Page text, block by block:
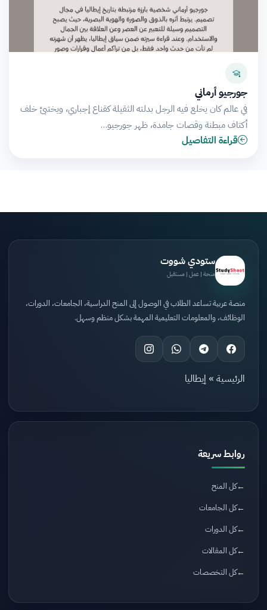
جورجيو أرماني
في عالم كان يخلع فيه الرجل بدلته الثقيلة كقناع إجباري، ويختبئ خلف
أكتاف مبطنة وقصات جامدة، ظهر جورجيو…
قراءة التفاصيل
ستودي شووت
منحة | عمل | مستقبل
منصة عربية تساعد الطلاب في الوصول إلى المنح الدراسية، الجامعات، الدورات،
الوظائف، والمعلومات التعليمية المهمة بشكل منظم وسهل.
الرئيسية » إيطاليا
روابط سريعة
كل المنح
كل الجامعات
كل الدورات
كل المقالات
كل التخصصات